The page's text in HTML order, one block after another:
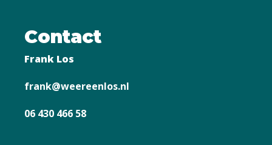
Contact
Frank Los
frank@weereenlos.nl
06 430 466 58